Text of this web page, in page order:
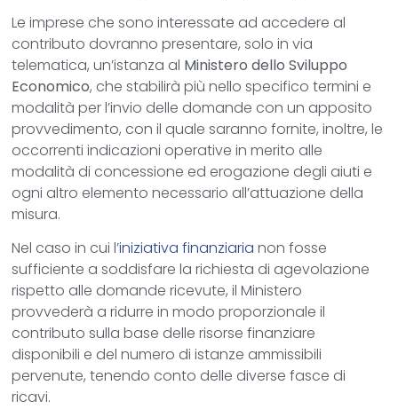
Le imprese che sono interessate ad accedere al
contributo dovranno presentare, solo in via
telematica, un’istanza al Ministero dello Sviluppo
Economico, che stabilirà più nello specifico termini e
modalità per l’invio delle domande con un apposito
provvedimento, con il quale saranno fornite, inoltre, le
occorrenti indicazioni operative in merito alle
modalità di concessione ed erogazione degli aiuti e
ogni altro elemento necessario all’attuazione della
misura.
Nel caso in cui l’iniziativa finanziarianon fosse
sufficiente a soddisfare la richiesta di agevolazione
rispetto alle domande ricevute, il Ministero
provvederà a ridurre in modo proporzionale il
contributo sulla base delle risorse finanziare
disponibili e del numero di istanze ammissibili
pervenute, tenendo conto delle diverse fasce di
ricavi.